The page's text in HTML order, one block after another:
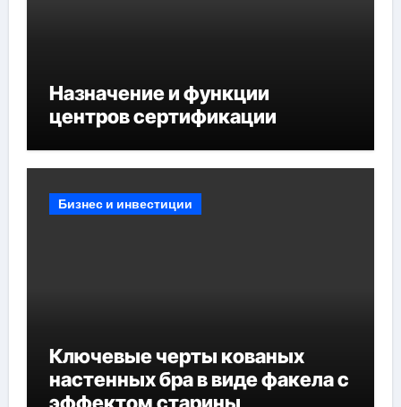
Назначение и функции
центров сертификации
Бизнес и инвестиции
Ключевые черты кованых
настенных бра в виде факела с
эффектом старины